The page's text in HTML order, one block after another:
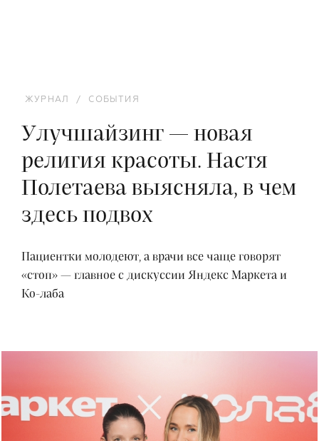
ЖУРНАЛ / СОБЫТИЯ
Улучшайзинг — новая
религия красоты. Настя
Полетаева выясняла, в чем
здесь подвох
Пациентки молодеют, а врачи все чаще говорят
«стоп» — главное с дискуссии Яндекс Маркета и
Ко-лаба